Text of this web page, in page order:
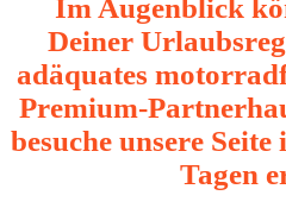
Im Augenblick
Deiner
adäquates
Premium-
besuche unsere
Tagen